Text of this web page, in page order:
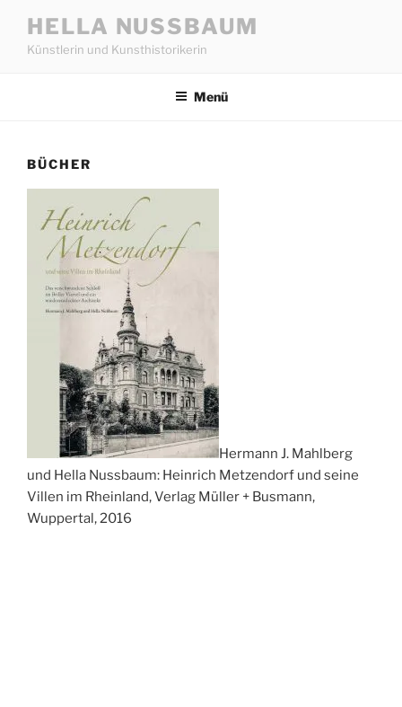
Inhalt
springen
HELLA NUSSBAUM
Künstlerin und Kunsthistorikerin
Menü
BÜCHER
Hermann J. Mahlberg
und Hella Nussbaum: Heinrich Metzendorf und seine
Villen im Rheinland, Verlag Müller + Busmann,
Wuppertal, 2016